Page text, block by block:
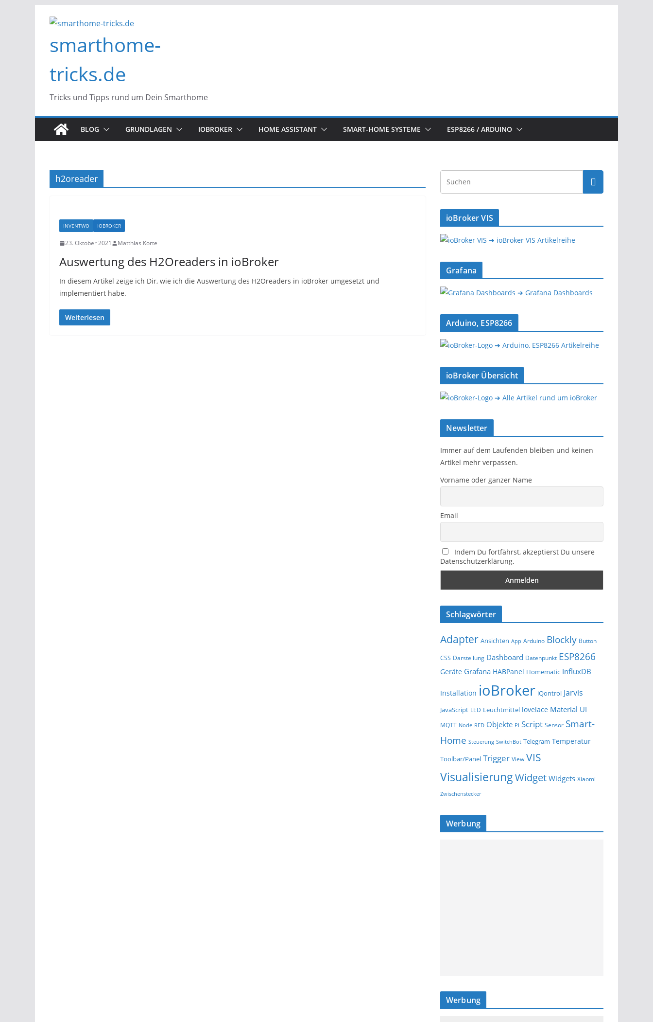
Inhalt
smarthome-
tricks.de
Tricks und Tipps rund um Dein Smarthome
BLOG GRUNDLAGEN IOBROKER HOME ASSISTANT SMART-HOME SYSTEME ESP8266 / ARDUINO
h2oreader
INVENTWO IOBROKER
23. Oktober 2021 Matthias Korte
Auswertung des H2Oreaders in ioBroker
In diesem Artikel zeige ich Dir, wie ich die Auswertung des H2Oreaders in ioBroker umgesetzt und
implementiert habe.
Weiterlesen
ioBroker VIS
➔ ioBroker VIS Artikelreihe
Grafana
➔ Grafana Dashboards
Arduino, ESP8266
➔ Arduino, ESP8266 Artikelreihe
ioBroker Übersicht
➔ Alle Artikel rund um ioBroker
Newsletter
Immer auf dem Laufenden bleiben und keinen
Artikel mehr verpassen.
Vorname oder ganzer Name
Email
Indem Du fortfährst, akzeptierst Du unsere
Datenschutzerklärung.
Schlagwörter
Adapter Ansichten App Arduino Blockly Button
CSS Darstellung Dashboard Datenpunkt ESP8266
Geräte Grafana HABPanel Homematic InfluxDB
Installation ioBroker iQontrol Jarvis
JavaScript LED Leuchtmittel lovelace Material UI
MQTT Node-RED Objekte PI Script Sensor Smart-
Home Steuerung SwitchBot Telegram Temperatur
Toolbar/Panel Trigger View VIS
VisualisierungWidget Widgets Xiaomi
Zwischenstecker
Werbung
Werbung